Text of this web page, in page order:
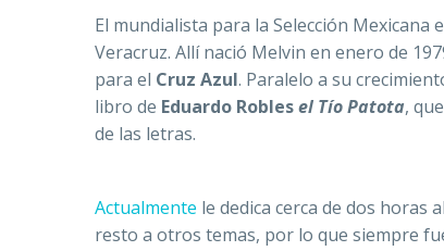
El mundialista para la Selección Mexicana
Veracruz. Allí nació Melvin en enero de
para el Cruz Azul. Paralelo a su
libro de Eduardo Roblesel Tío Patota,
de las letras.
Actualmente le dedica cerca de dos horas
resto a otros temas, por lo que siempre